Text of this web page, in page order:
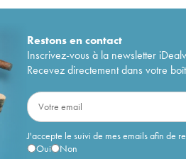
Restons encontact
Inscrivez-vous à la newsletter
Recevez directement dans votre
J'accepte le suivi de mes emails afin de
Oui
Non